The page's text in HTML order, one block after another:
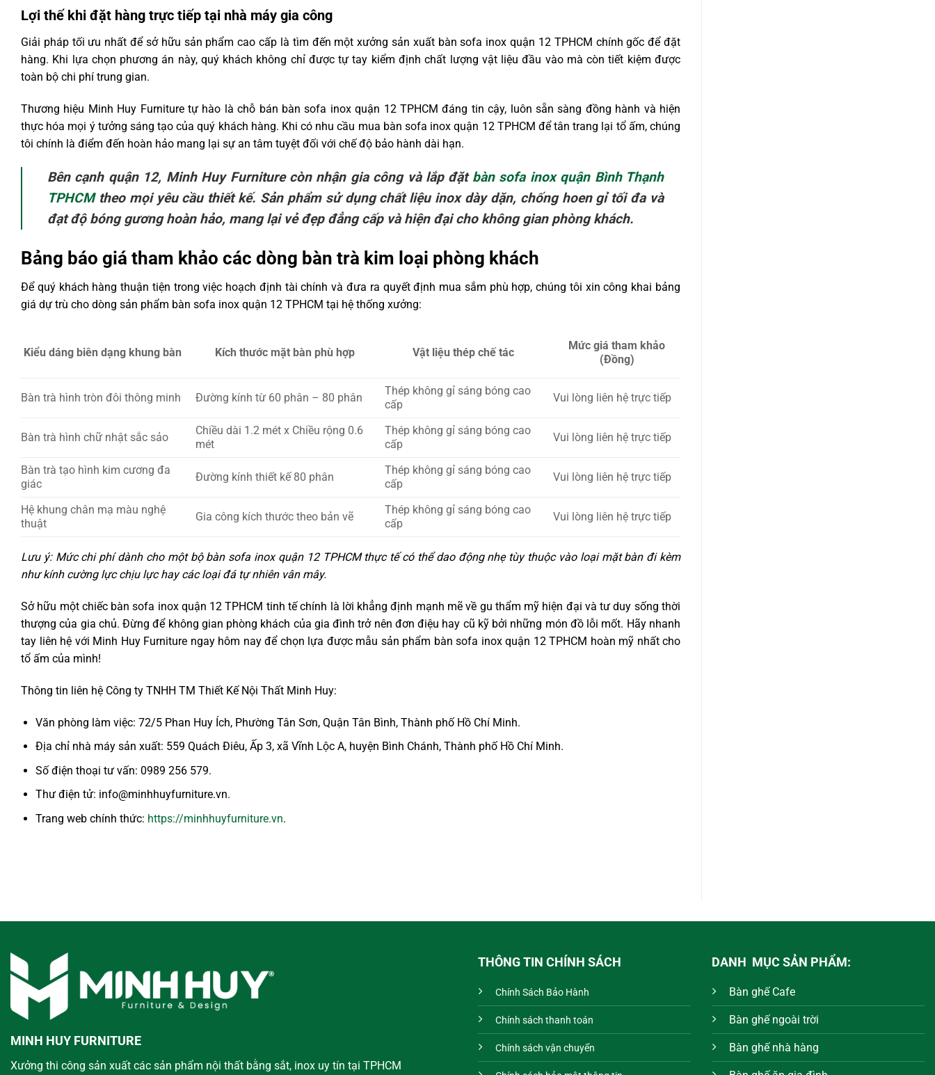
Lợi thế khi đặt hàng trực tiếp tại nhà máy gia công
Giải pháp tối ưu nhất để sở hữu sản phẩm cao cấp là tìm đến một xưởng sản xuất bàn sofa inox quận 12 TPHCM chính gốc để đặt
hàng. Khi lựa chọn phương án này, quý khách không chỉ được tự tay kiểm định chất lượng vật liệu đầu vào mà còn tiết kiệm được
toàn bộ chi phí trung gian.
Thương hiệu Minh Huy Furniture tự hào là chỗ bán bàn sofa inox quận 12 TPHCM đáng tin cậy, luôn sẵn sàng đồng hành và hiện
thực hóa mọi ý tưởng sáng tạo của quý khách hàng. Khi có nhu cầu mua bàn sofa inox quận 12 TPHCM để tân trang lại tổ ấm, chúng
tôi chính là điểm đến hoàn hảo mang lại sự an tâm tuyệt đối với chế độ bảo hành dài hạn.
Bên cạnh quận 12, Minh Huy Furniture còn nhận gia công và lắp đặt bàn sofa inox quận Bình Thạnh
TPHCMtheo mọi yêu cầu thiết kế. Sản phẩm sử dụng chất liệu inox dày dặn, chống hoen gỉ tối đa và
đạt độ bóng gương hoàn hảo, mang lại vẻ đẹp đẳng cấp và hiện đại cho không gian phòng khách.
Bảng báo giá tham khảo các dòng bàn trà kim loại phòng khách
Để quý khách hàng thuận tiện trong việc hoạch định tài chính và đưa ra quyết định mua sắm phù hợp, chúng tôi xin công khai bảng
giá dự trù cho dòng sản phẩm bàn sofa inox quận 12 TPHCM tại hệ thống xưởng:
Kiểu dáng biên dạng khung bàn Kích thước mặt bàn phù hợp Vật liệu thép chế tác
Mức giá tham khảo
(Đồng)
Bàn trà hình tròn đôi thông minh Đường kính từ 60 phân – 80 phân
Thép không gỉ sáng bóng cao
cấp
Vui lòng liên hệ trực tiếp
Bàn trà hình chữ nhật sắc sảo
Chiều dài 1.2 mét x Chiều rộng 0.6
mét
Thép không gỉ sáng bóng cao
cấp
Vui lòng liên hệ trực tiếp
Bàn trà tạo hình kim cương đa
giác
Đường kính thiết kế 80 phân
Thép không gỉ sáng bóng cao
cấp
Vui lòng liên hệ trực tiếp
Hệ khung chân mạ màu nghệ
thuật
Gia công kích thước theo bản vẽ
Thép không gỉ sáng bóng cao
cấp
Vui lòng liên hệ trực tiếp
Lưu ý: Mức chi phí dành cho một bộ bàn sofa inox quận 12 TPHCM thực tế có thể dao động nhẹ tùy thuộc vào loại mặt bàn đi kèm
như kính cường lực chịu lực hay các loại đá tự nhiên vân mây.
Sở hữu một chiếc bàn sofa inox quận 12 TPHCM tinh tế chính là lời khẳng định mạnh mẽ về gu thẩm mỹ hiện đại và tư duy sống thời
thượng của gia chủ. Đừng để không gian phòng khách của gia đình trở nên đơn điệu hay cũ kỹ bởi những món đồ lỗi mốt. Hãy nhanh
tay liên hệ với Minh Huy Furniture ngay hôm nay để chọn lựa được mẫu sản phẩm bàn sofa inox quận 12 TPHCM hoàn mỹ nhất cho
tổ ấm của mình!
Thông tin liên hệ Công ty TNHH TM Thiết Kế Nội Thất Minh Huy:
Văn phòng làm việc: 72/5 Phan Huy Ích, Phường Tân Sơn, Quận Tân Bình, Thành phố Hồ Chí Minh.
Địa chỉ nhà máy sản xuất: 559 Quách Điêu, Ấp 3, xã Vĩnh Lộc A, huyện Bình Chánh, Thành phố Hồ Chí Minh.
Số điện thoại tư vấn: 0989 256 579.
Thư điện tử: info@minhhuyfurniture.vn.
Trang web chính thức: https://minhhuyfurniture.vn.
MINH HUY FURNITURE
Xưởng thi công sản xuất các sản phẩm nội thất bằng sắt, inox uy tín tại TPHCM
THÔNG TIN CHÍNH SÁCH
Chính Sách Bảo Hành
Chính sách thanh toán
Chính sách vận chuyển
DANH MỤC SẢN PHẨM:
Bàn ghế Cafe
Bàn ghế ngoài trời
Bàn ghế nhà hàng